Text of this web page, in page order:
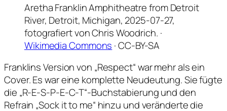
Aretha Franklin Amphitheatre from Detroit
River, Detroit, Michigan, 2025-07-27,
fotografiert von Chris Woodrich. ·
Wikimedia Commons · CC-BY-SA
Franklins Version von „Respect“ war mehr als ein
Cover. Es war eine komplette Neudeutung. Sie fügte
die „R-E-S-P-E-C-T“-Buchstabierung und den
Refrain „Sock it to me“ hinzu und veränderte die